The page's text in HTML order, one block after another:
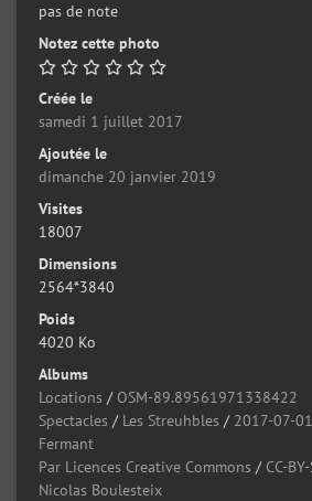
pas de note
Notez cette photo
Créée le
samedi 1 juillet 2017
Ajoutée le
dimanche 20 janvier 2019
Visites
18007
Dimensions
2564*3840
Poids
4020 Ko
Albums
Locations / OSM-89.89561971338422
Spectacles / Les Streuhbles / 2017-07-
Fermant
Par Licences Creative Commons / CC-
Nicolas Boulesteix